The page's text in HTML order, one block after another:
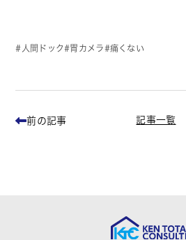
人間ドック 胃カメラ 痛くない
前の記事 記事一覧